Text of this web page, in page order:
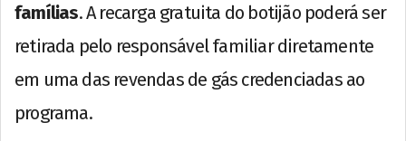
famílias. A recarga gratuita do botijão poderá ser
retirada pelo responsável familiar diretamente
em uma das revendas de gás credenciadas ao
programa.